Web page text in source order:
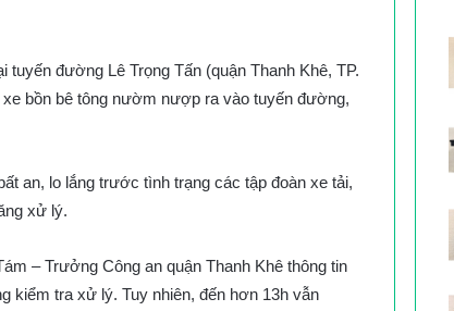
đường Lê Trọng Tấn (quận Thanh Khê, TP.
bồn bê tông nườm nượp ra vào tuyến đường,
an, lo lắng trước tình trạng các tập đoàn xe tải,
xử lý.
– Trưởng Công an quận Thanh Khê thông tin
kiểm tra xử lý. Tuy nhiên, đến hơn 13h vẫn